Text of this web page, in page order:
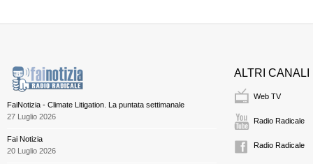
FaiNotizia - Climate Litigation. La puntata settimanale
27 Luglio 2026
Fai Notizia
20 Luglio 2026
ALTRI CANALI
Web TV
Radio Radicale
Radio Radicale